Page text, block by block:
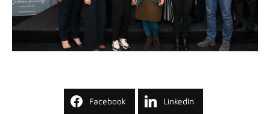
Facebook LinkedIn